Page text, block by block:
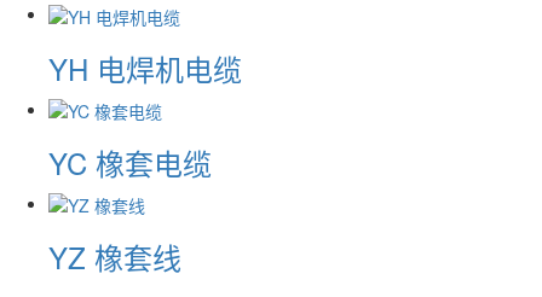
YH 电焊机电缆
YC 橡套电缆
YZ 橡套线